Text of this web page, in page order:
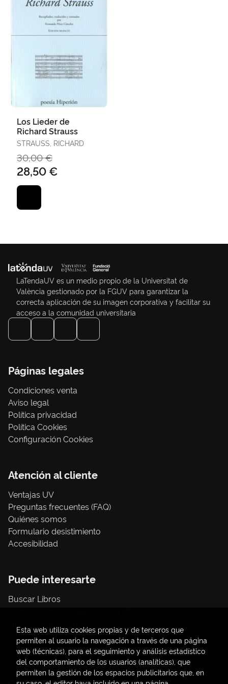
Los Lieder de
Richard Strauss
STRAUSS, RICHARD
30,00 €
28,50 €
LaTendaUV es un medio propio de la Universitat de
València gestionado por la FGUV para garantizar la
correcta aplicación de su imagen corporativa y facilitar su
acceso a la comunidad universitaria
Páginas legales
Condiciones venta
Aviso legal
Política privacidad
Política Cookies
Configuración Cookies
Atención al cliente
Ventajas UV
Preguntas frecuentes (FAQ)
Quiénes somos
Formulario desistimiento
Accesibilidad
Puede interesarte
Buscar Libros
Papelería / material oficina
Consumo Sostenible
Esta web utiliza cookies propias y de terceros que
permiten al usuario la navegación a través de una página
web (técnicas), para el seguimiento y análisis estadístico
del comportamiento de los usuarios (analíticas), que
permiten la gestión de los espacios publicitarios que, en